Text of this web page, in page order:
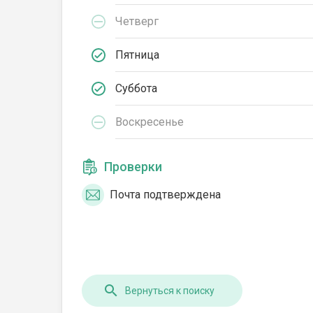
Четверг
Пятница
Суббота
Воскресенье
Проверки
Почта подтверждена
Вернуться к поиску